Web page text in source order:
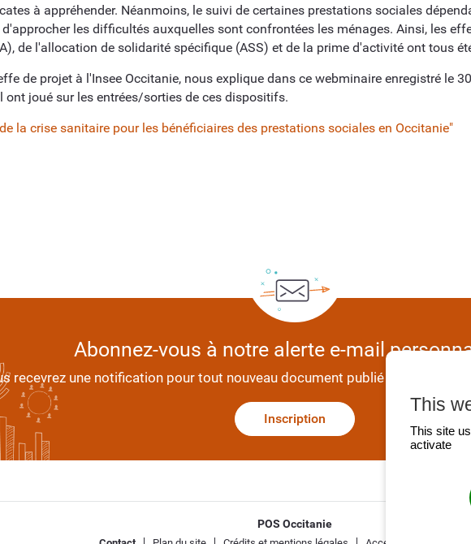
This
This site
activate
à appréhender. Néanmoins, le suivi de certaines prestations sociales
les difficultés auxquelles sont confrontées les ménages. Ainsi, les
de l'allocation de solidarité spécifique (ASS) et de la prime d'activité ont tous
de projet à l'Insee Occitanie, nous explique dans ce webminaire enregistré le
ont joué sur les entrées/sorties de ces dispositifs.
la crise sanitaire pour les bénéficiaires des prestations sociales en Occitanie"
Abonnez-vous à notre alerte e-mail
recevrez une notification pour tout nouveau document publié dans les
Inscription
POS Occitanie